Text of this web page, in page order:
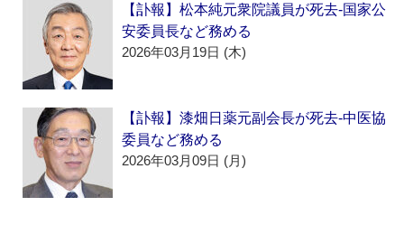
【訃報】松本純元衆院議員が死去‐国家公
安委員長など務める
2026年03月19日 (木)
【訃報】漆畑日薬元副会長が死去‐中医協
委員など務める
2026年03月09日 (月)